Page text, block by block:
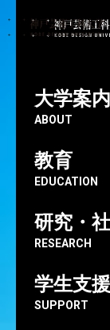
大学案内
ABOUT
教育
EDUCATION
研究・
RESEARCH
学生支援
SUPPORT
2026.05.26
【受賞
都市デ
ン学科
建築・環境デザ